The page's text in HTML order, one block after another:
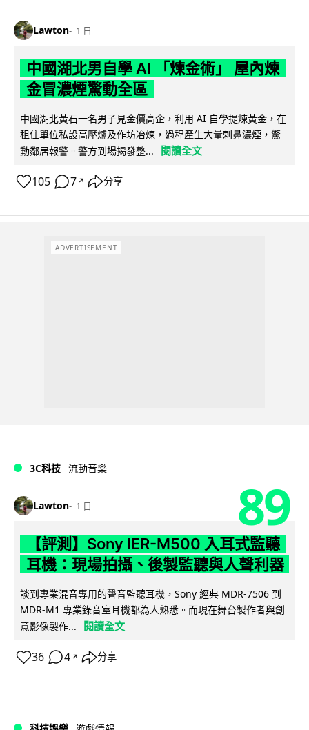
Lawton 1 日
中國湖北男自學 AI 「煉金術」 屋內煉
金冒濃煙驚動全區
中國湖北黃石一名男子見金價高企，利用 AI 自學提煉黃金，在
租住單位私設高壓爐及作坊冶煉，過程產生大量刺鼻濃煙，驚
動鄰居報警。警方到場揭發整...
閱讀全文
105 7 ↗ 分享
ADVERTISEMENT
3C科技 流動音樂
Lawton 1 日 89
【評測】Sony IER-M500 入耳式監聽
耳機：現場拍攝、後製監聽與人聲利器
談到專業混音專用的聲音監聽耳機，Sony 經典 MDR-7506 到
MDR-M1 專業錄音室耳機都為人熟悉。而現在舞台製作者與創
意影像製作...
閱讀全文
36 4 ↗ 分享